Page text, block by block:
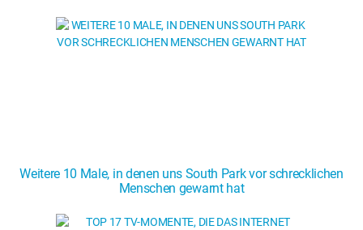
Weitere 10 Male, in denen uns South Park vor schrecklichen
Menschen gewarnt hat